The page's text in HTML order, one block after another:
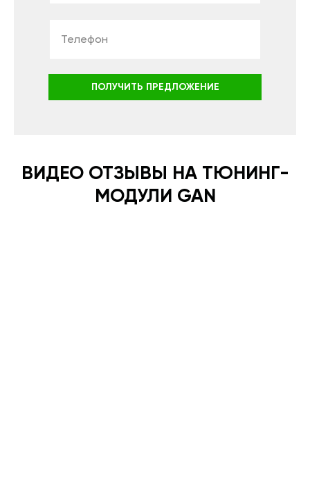
ПОЛУЧИТЬ ПРЕДЛОЖЕНИЕ
ВИДЕО ОТЗЫВЫ НА ТЮНИНГ-
МОДУЛИ GAN